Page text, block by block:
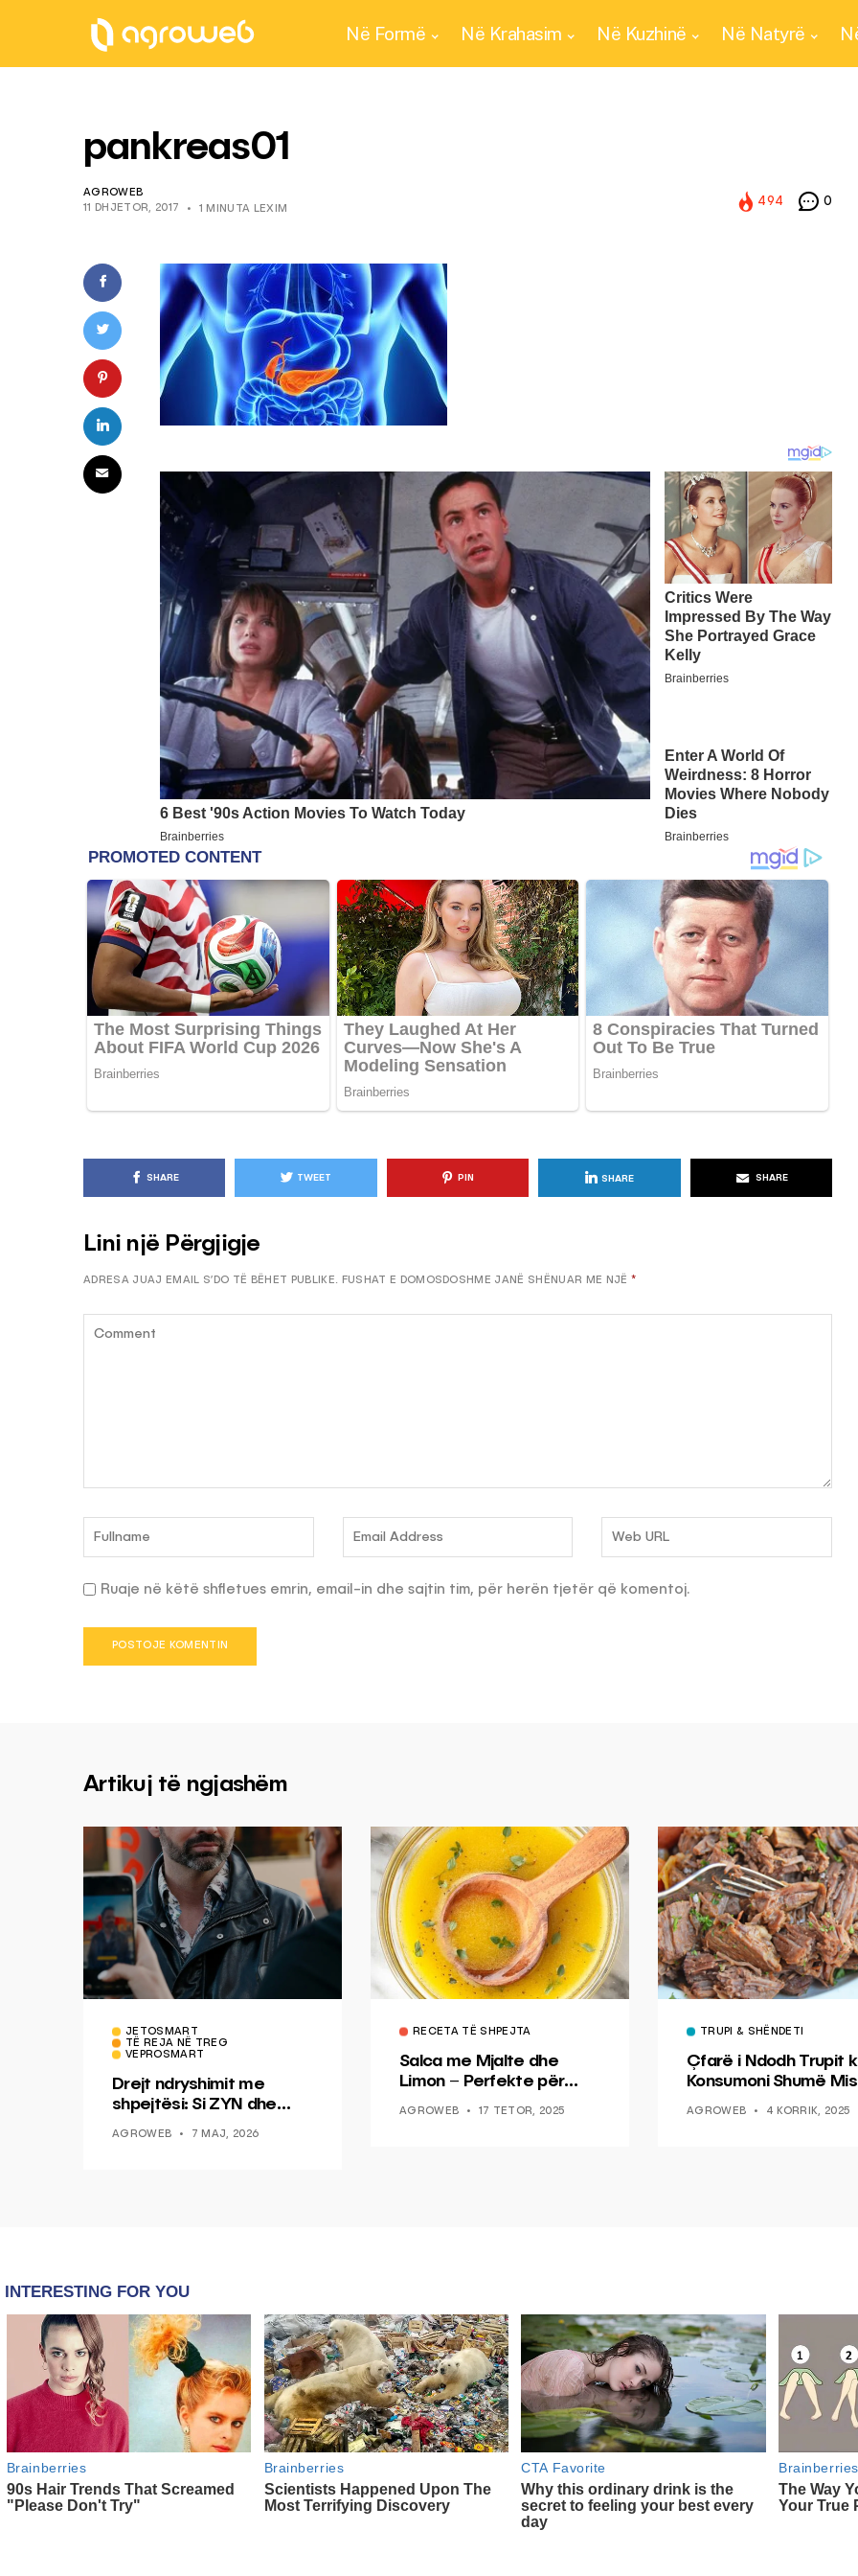
Në Formë Në Krahasim Në Kuzhinë Në Natyrë
pankreas01
AGROWEB
11 DHJETOR, 2017
1 MINUTA LEXIM
494 0
SHARE TWEET PIN SHARE SHARE
Lini një Përgjigje
ADRESA JUAJ EMAIL S’DO TË BËHET PUBLIKE. FUSHAT E DOMOSDOSHME JANË SHËNUAR ME NJË *
Ruaje në këtë shfletues emrin, email-in dhe sajtin tim, për herën tjetër që komentoj.
KËSHILLA & IDE
Pse Nuk Duhet të Përdorni
Letrën e Aluminit për Ruajtjen
e Ushqimeve
AGROWEB 7 QERSHOR, 2025
KËSHILLA & IDE
Rreziqet dhe Problemet që
Vijnë Nga Akulloret e
Vjetëruara
AGROWEB 10 QERSHOR, 2025
Artikuj të ngjashëm
JETOSMART
TË REJA NË TREG
VEPROSMART
Drejt ndryshimit me
shpejtësi: Si ZYN dhe
epokë të re pa tym
AGROWEB 7 MAJ, 2026
RECETA TË SHPEJTA
Salca me Mjalte dhe
Limon – Perfekte për
AGROWEB 17 TETOR, 2025
TRUPI & SHËNDETI
Çfarë i Ndodh Trupit
Konsumoni Shumë
AGROWEB 4 KORRIK, 2025